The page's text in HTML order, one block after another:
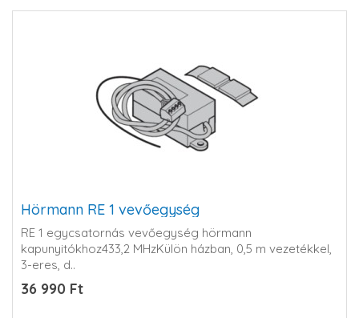
Hörmann RE 1 vevőegység
RE 1 egycsatornás vevőegység hörmann
kapunyitókhoz433,2 MHzKülön házban, 0,5 m vezetékkel,
3-eres, d..
36 990 Ft